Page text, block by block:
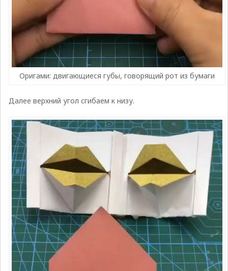
Оригами: двигающиеся губы, говорящий рот из бумаги
Далее верхний угол сгибаем к низу.